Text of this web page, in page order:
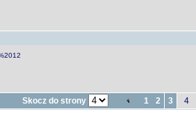
Skocz do strony 1 2 3 4